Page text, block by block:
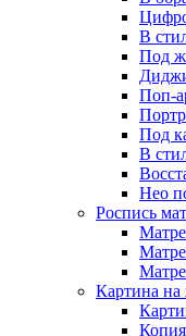
В
Под
Поп-
Под
В
Нео
Роспись
Картина на